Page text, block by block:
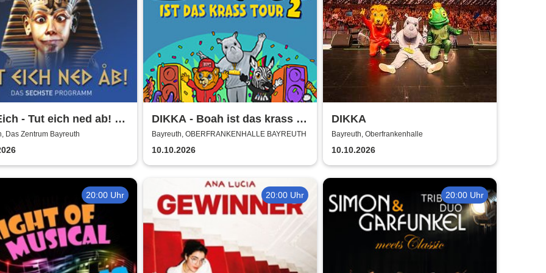
- Tut eich ned ab! -
Eichner | Musik-
Komik und mehr
Das Zentrum Bayreuth
DIKKA - Boah ist das krass -
Tour 2026
Bayreuth, OBERFRANKENHALLE BAYREUTH
10.10.2026
DIKKA
Bayreuth, Oberfrankenhalle
10.10.2026
20:00 Uhr 20:00 Uhr 20:00 Uhr